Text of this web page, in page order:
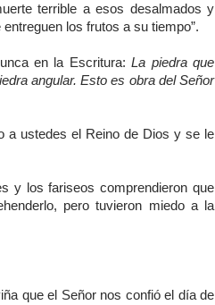
terrible a esos desalmados y
los frutos a su tiempo”.
en la Escritura:La piedra que
angular. Esto es obra del Señor
a ustedes el Reino de Dios y se le
y los fariseos comprendieron que
pero tuvieron miedo a la
que el Señor nos confió el día de